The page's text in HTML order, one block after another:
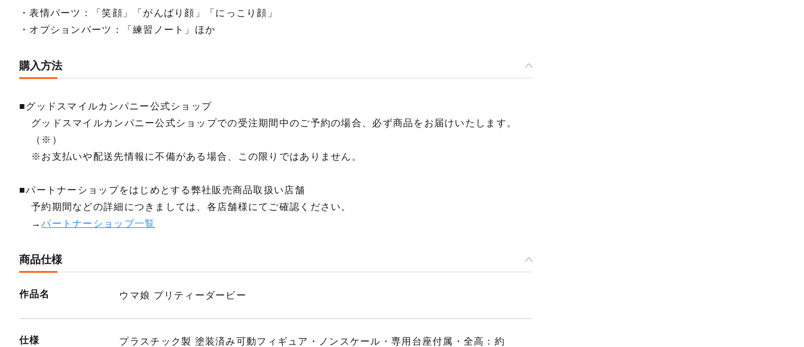
・表情パーツ：「笑顔」「がんばり顔」「にっこり顔」
・オプションパーツ：「練習ノート」ほか
購入方法
■グッドスマイルカンパニー公式ショップ
グッドスマイルカンパニー公式ショップでの受注期間中のご予約の場合、必ず商品をお届けいたします。
（※）
※お支払いや配送先情報に不備がある場合、この限りではありません。
■パートナーショップをはじめとする弊社販売商品取扱い店舗
予約期間などの詳細につきましては、各店舗様にてご確認ください。
→パートナーショップ一覧
商品仕様
作品名 ウマ娘 プリティーダービー
仕様
プラスチック製 塗装済み可動フィギュア・ノンスケール・専用台座付属・全高：約